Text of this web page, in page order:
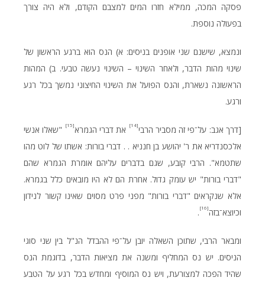
פסקה המכה, ממילא חזרו המים למצבם הקודם, ולא היה צורך
בפעולה נוספת.
ונמצא, שישנם שני אופנים בניסים: א) הנס הוא ברגע הראשון של
שינוי מהות הדבר, ולאחר השינוי – השינוי נעשה טבעי. ב) המהות
הראשונה נשארת, והנס הפועל את השינוי החיצוני נמשך בכל רגע
ורגע.
[דרך אגב: על־פי זה מסביר הרבי[14] את דברי הגמרא[15]
"שאלו אנשי
אלכסנדריא את ר' יהושע בן חנניא . . דברי בורות: אשתו של לוט מהו
שתטמא". הרבי קובע, שגם בדברים עליהם אומרת הגמרא שהם
"דברי בורות" יש עומק גדול. אחרת הם לא היו מובאים כלל בגמרא.
אלא שנקראים "דברי בורות" מפני פרט מסוים שאינו קשור לנידון
וכיוצא־בזה[16]
.
ומבאר הרבי, שתוכן השאלה יובן על־פי ההבדל הנ"ל בין שני סוגי
הניסים. יש נס המחליף ומשנה את מציאות הדבר, בדוגמת הנס
שהיד הפכה למצורעת, ויש נס המוסיף ומחדש בכל רגע על הטבע